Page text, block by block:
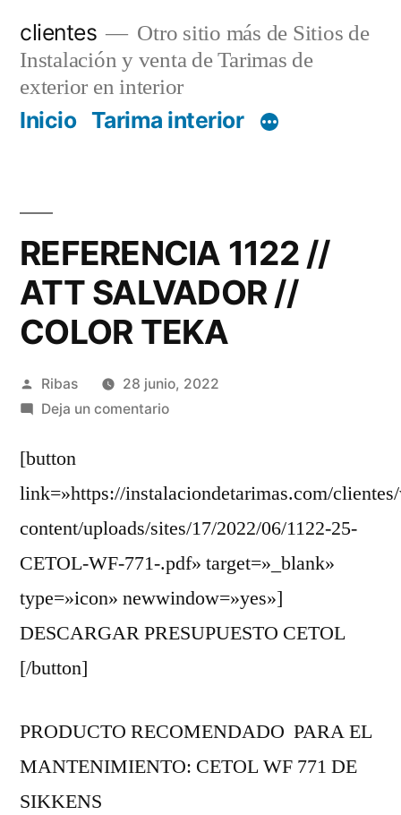
contenido
clientes
Otro sitio más de Sitios de
Instalación y venta de Tarimas de
exterior en interior
Inicio Tarima interior
REFERENCIA 1122 //
ATT SALVADOR //
COLOR TEKA
Publicado
por
Ribas
28 junio, 2022
Deja un comentarioen
SALVADOR
//
TEKA
[button
link=»https://instalaciondetarimas.com/
content/uploads/sites/17/2022/06/1122-25-
CETOL-WF-771-.pdf» target=»_blank»
type=»icon» newwindow=»yes»]
DESCARGAR PRESUPUESTO CETOL
[/button]
PRODUCTO RECOMENDADO PARA EL
MANTENIMIENTO: CETOL WF 771 DE
SIKKENS